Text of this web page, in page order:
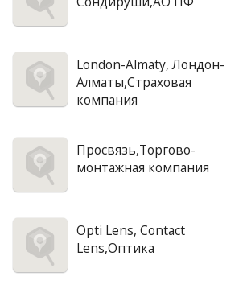
London-Almaty, Лондон-
Алматы,Страховая
компания
Просвязь,Торгово-
монтажная компания
Opti Lens, Contact
Lens,Оптика